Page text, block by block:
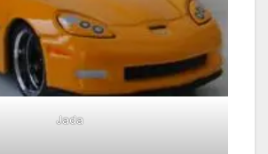
Jada